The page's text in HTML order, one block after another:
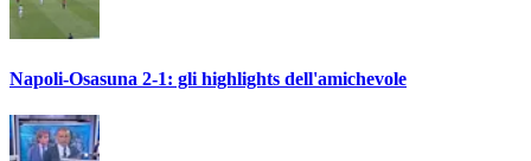
Napoli-Osasuna 2-1: gli highlights dell'amichevole